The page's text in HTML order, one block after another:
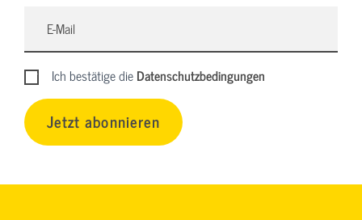
Ich bestätige dieDatenschutzbedingungen
Jetzt abonnieren